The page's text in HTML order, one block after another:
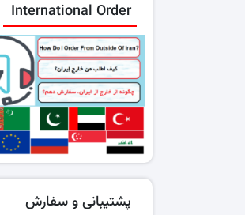
International Order
پشتیبانی و سفارش